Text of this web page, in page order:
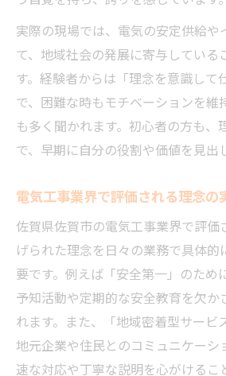
実際の現場では、電気の安定供給や
て、地域社会の発展に寄与している
す。経験者からは「理念を意識して
で、困難な時もモチベーションを維
も多く聞かれます。初心者の方も、
で、早期に自分の役割や価値を見出
電気工事業界で評価される理念の
佐賀県佐賀市の電気工事業界で評価
げられた理念を日々の業務で具体
要です。例えば「安全第一」のため
予知活動や定期的な安全教育を欠か
れます。また、「地域密着型サービ
地元企業や住民とのコミュニケーシ
速な対応や丁寧な説明を心がけるこ